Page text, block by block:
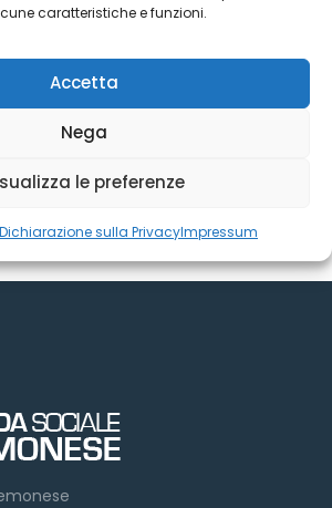
caratteristiche e funzioni.
Accetta
Nega
le preferenze
Dichiarazione sulla PrivacyImpressum